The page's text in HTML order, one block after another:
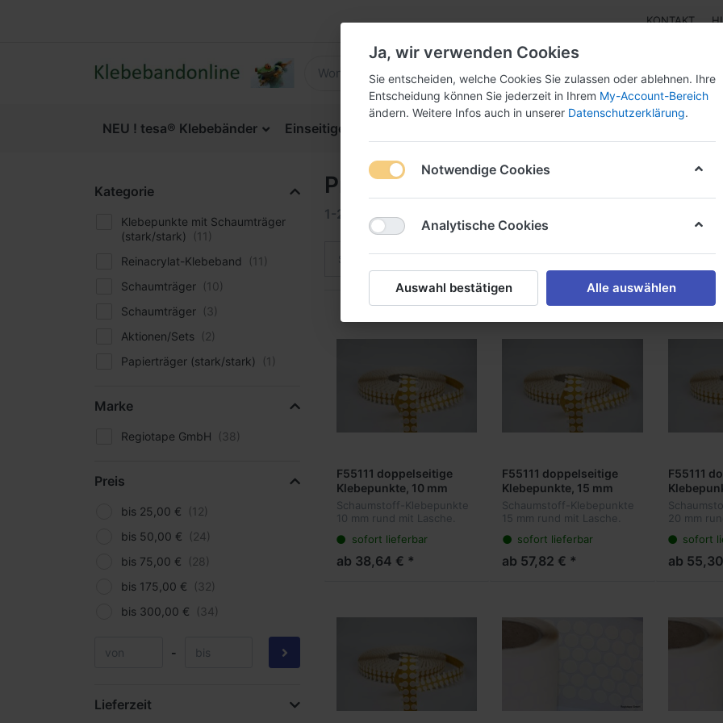
KONTAKT
NEU ! tesa® Klebebänder Einseitige Klebebänder
Kategorie
Klebepunkte mit Schaumträger
(stark/stark)
Reinacrylat-Klebeband
Schaumträger
Schaumträger
Aktionen/Sets
Papierträger (stark/stark)
Marke
Regiotape GmbH
Preis
bis 25,00 €
bis 50,00 €
bis 75,00 €
bis 175,00 €
bis 300,00 €
-
Lieferzeit
Produkte markiert mit
1-24 von38
Sortiere nach Name: A bis Z
F55111 doppelseitige
Klebepunkte, 10 mm
rund, PE-Schaum,
stark/stark, Acrylat, 1 mm
Rolle, mit Anfaßlasche
Schaumstoff-Klebepunkte
10 mm rund mit Lasche.
mit Schaumträger. Der
Träger passt sich besser an
unebene Oberflächen an
sofort lieferbar
ab 38,64 € *
F55111 doppelseitige
Klebepunkte, 15 mm
rund, PE-Schaum,
stark/stark, Acrylat, 1 mm
Rolle, mit Anfaßlasche
Schaumstoff-Klebepunkte
15 mm rund mit Lasche.
mit Schaumträger. Der
Träger passt sich besser an
unebene Oberflächen an
sofort lieferbar
ab 57,82 € *
F55111
rund,
stark/
Rolle, mit
20 mm
besser an
dadurch
sofort
ab
Ja, wir verwenden Cookies
Sie entscheiden, welche Cookies Sie zulassen oder ablehnen. Ihre
Entscheidung können Sie jederzeit in Ihrem My-Account-Bereich
ändern. Weitere Infos auch in unserer Datenschutzerklärung.
Notwendige Cookies
Analytische Cookies
Auswahl bestätigen Alle auswählen